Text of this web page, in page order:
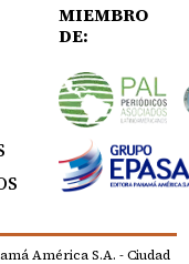
MIEMBRO
DE:
América S.A. - Ciudad